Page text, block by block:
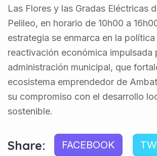
Las Flores y las Gradas Eléctricas
Pelileo, en horario de 10h00 a
estrategia se enmarca en la
reactivación económica impulsada
administración municipal, que
ecosistema emprendedor de
su compromiso con el desarrollo
sostenible.
Share: FACEBOOK